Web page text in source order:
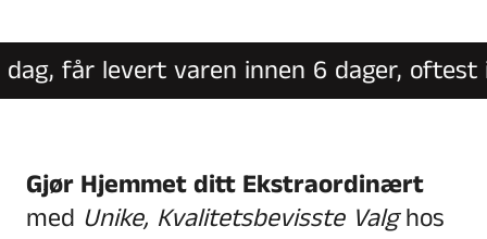
får levert varen innen 6 dager, oftest
Gjør Hjemmet ditt Ekstraordinært
med Unike, Kvalitetsbevisste Valghos